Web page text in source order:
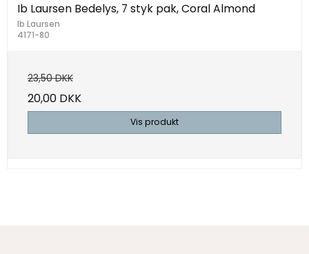
Ib Laursen Bedelys, 7 styk pak, Coral Almond
Ib Laursen
4171-80
23,50 DKK
20,00 DKK
Vis produkt